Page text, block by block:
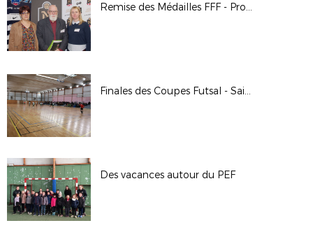
Remise des Médailles FFF - Promotion 2016 | Antenne de Caen
Finales des Coupes Futsal - Saison 2017/2018
Des vacances autour du PEF